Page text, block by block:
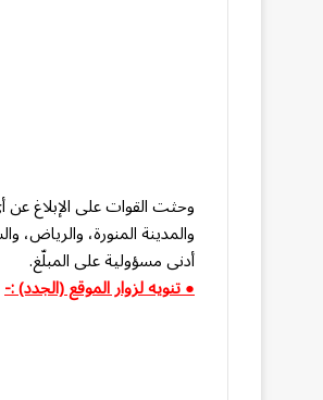
أدنى مسؤولية على المبلّغ.
● تنويه لزوار الموقع (الجدد) :-